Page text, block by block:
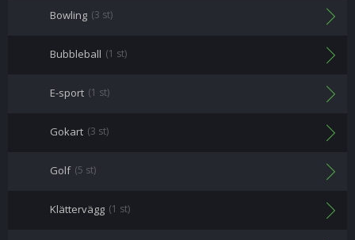
Bowling (3 st)
Bubbleball (1 st)
E-sport (1 st)
Gokart (3 st)
Golf (5 st)
Klättervägg (1 st)